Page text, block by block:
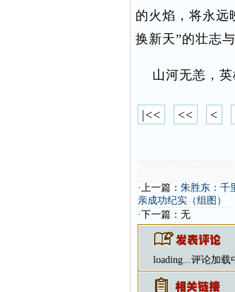
的火焰，将永远
换新天”的壮志
山河无恙，英
|<< << <
·上一篇： 朱胜东：千
亲成功纪实（组图）
·下一篇：无
loading...评论加载